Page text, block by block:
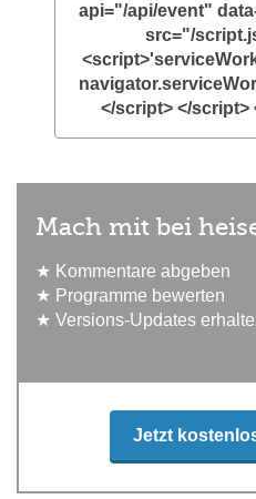
api="/api/event"
src="/
</script> </script>
Mach mit bei
★ Kommentare abgeben
★ Programme bewerten
★ Versions-Updates
Jetzt